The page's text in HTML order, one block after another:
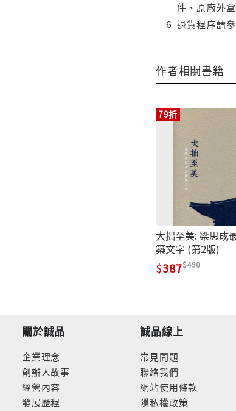
件、原廠外
退貨程序請
作者相關書籍
79折
大拙至美: 梁思成
築文字 (第2版)
387 490
關於誠品
企業理念
創辦人故事
經營內容
發展歷程
誠品線上
常見問題
聯絡我們
網站使用條款
隱私權政策